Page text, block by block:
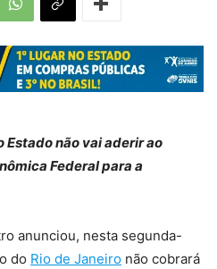
Estado não vai aderir ao
Federal para a
anunciou, nesta segunda-
do Rio de Janeiro não cobrará